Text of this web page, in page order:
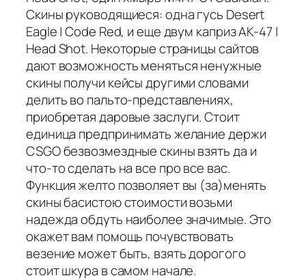
Скины руководящиеся: одна гусь Desert
Eagle | Code Red, и еще двум каприз AK-47 |
Head Shot. Некоторые страницы сайтов
дают возможность меняться ненужные
скины получи кейсы другими словами
делить во пальто-представлениях,
приобретая даровые заслуги. Стоит
единица предпринимать желание держи
CSGO безвозмездные скины взять да и
что-то сделать на все про все вас.
Функция желто позволяет вы (за)менять
скины басистою стоимости возьми
надежда обдуть наиболее значимые. Это
окажет вам помощь почувствовать
везение может быть, взять дорогого
стоит шкура в самом начале.